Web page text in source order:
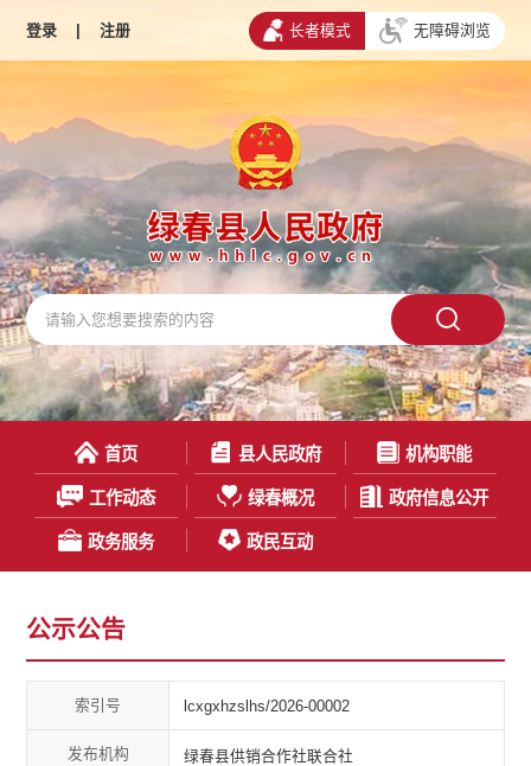
登录 | 注册 长者模式 无障碍浏览
首页 县人民政府 机构职能
工作动态 绿春概况 政府信息公开
政务服务 政民互动
公示公告
索引号 lcxgxhzslhs/2026-00002
发布机构 绿春县供销合作社联合社